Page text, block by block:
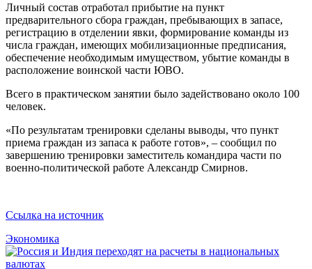
Личный состав отработал прибытие на пункт
предварительного сбора граждан, пребывающих в запасе,
регистрацию в отделении явки, формирование команды из
числа граждан, имеющих мобилизационные предписания,
обеспечение необходимым имуществом, убытие команды в
расположение воинской части ЮВО.
Всего в практическом занятии было задействовано около 100
человек.
«По результатам тренировки сделаны выводы, что пункт
приема граждан из запаса к работе готов», – сообщил по
завершению тренировки заместитель командира части по
военно-политической работе Александр Смирнов.
Ссылка на источник
Экономика